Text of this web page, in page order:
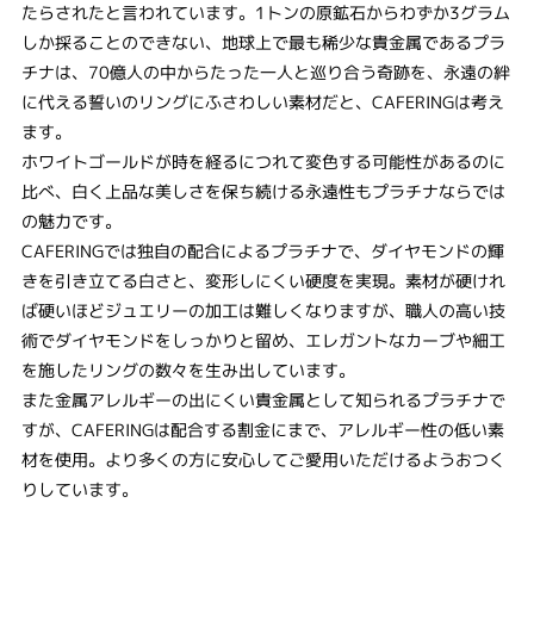
たらされたと言われています。1トンの原鉱石からわずか3グラム
しか採ることのできない、地球上で最も稀少な貴金属であるプラ
チナは、70億人の中からたった一人と巡り合う奇跡を、永遠の絆
に代える誓いのリングにふさわしい素材だと、CAFERINGは考え
ます。
ホワイトゴールドが時を経るにつれて変色する可能性があるのに
比べ、白く上品な美しさを保ち続ける永遠性もプラチナならでは
の魅力です。
CAFERINGでは独自の配合によるプラチナで、ダイヤモンドの輝
きを引き立てる白さと、変形しにくい硬度を実現。素材が硬けれ
ば硬いほどジュエリーの加工は難しくなりますが、職人の高い技
術でダイヤモンドをしっかりと留め、エレガントなカーブや細工
を施したリングの数々を生み出しています。
また金属アレルギーの出にくい貴金属として知られるプラチナで
すが、CAFERINGは配合する割金にまで、アレルギー性の低い素
材を使用。より多くの方に安心してご愛用いただけるようおつく
りしています。